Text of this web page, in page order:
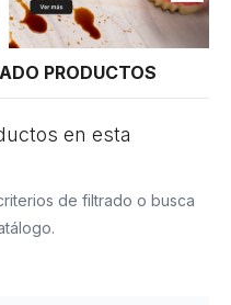
PRODUCTOS
en esta
de filtrado o busca